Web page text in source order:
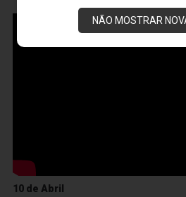
NÃO MOSTRAR
10 de Abril